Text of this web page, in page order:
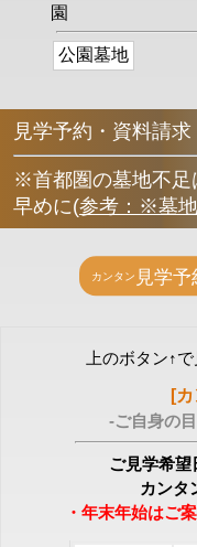
園
公園墓地
見学予約・資料請求
※首都圏の墓地不足
早めに(参考：※墓
上のボタン↑
[
-ご自身の
ご見学希望
カンタ
・年末年始はご